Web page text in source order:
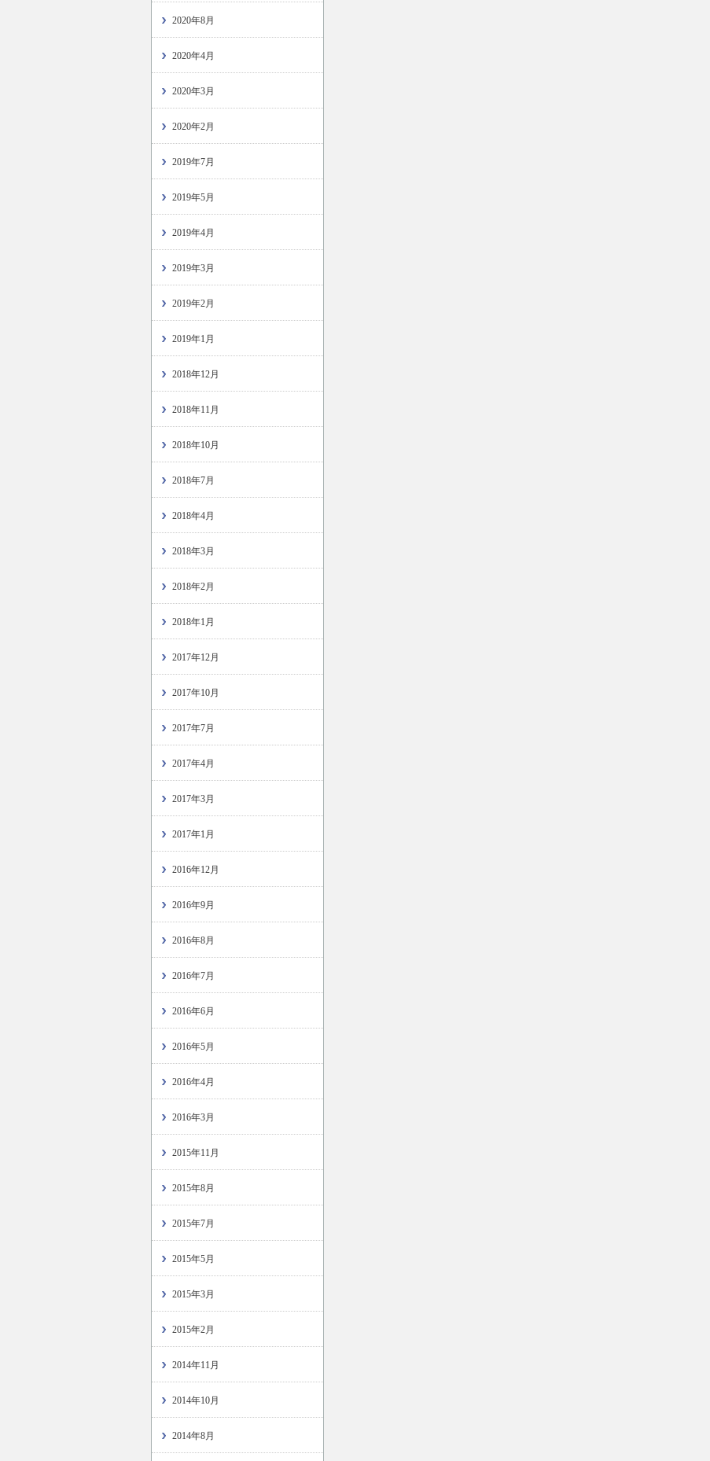
2020年8月
2020年4月
2020年3月
2020年2月
2019年7月
2019年5月
2019年4月
2019年3月
2019年2月
2019年1月
2018年12月
2018年11月
2018年10月
2018年7月
2018年4月
2018年3月
2018年2月
2018年1月
2017年12月
2017年10月
2017年7月
2017年4月
2017年3月
2017年1月
2016年12月
2016年9月
2016年8月
2016年7月
2016年6月
2016年5月
2016年4月
2016年3月
2015年11月
2015年8月
2015年7月
2015年5月
2015年3月
2015年2月
2014年11月
2014年10月
2014年8月